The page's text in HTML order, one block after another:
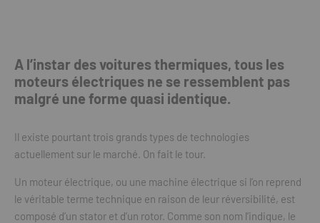
A l’instar des voitures thermiques, tous les
moteurs électriques ne se ressemblent pas
malgré une forme quasi identique.
Il existe pourtant trois grands types de technologies
actuellement sur le marché. On fait le tour.
Un moteur électrique, ou une machine électrique si l’on reprend
le véritable terme technique en raison de leur réversibilité, est
composé d’un stator et d’un rotor. Comme son nom l’indique, le